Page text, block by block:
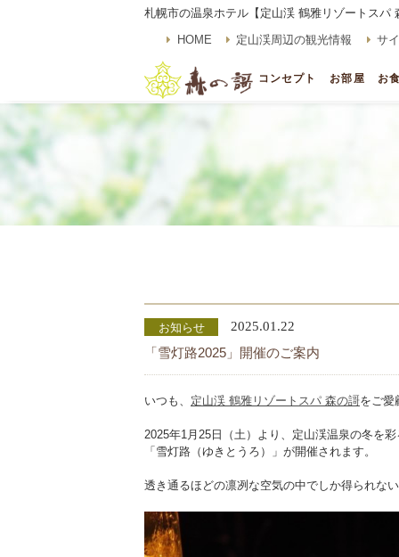
札幌市の温泉ホテル【定山渓 鶴雅リゾートスパ
HOME 定山渓周辺の観光情報 サ
コンセプト お部屋 お
お知らせ 2025.01.22
「雪灯路2025」開催のご案内
いつも、 定山渓 鶴雅リゾートスパ 森の謌をご愛
2025年1月25日（土）より、定山渓温泉の冬を
「雪灯路（ゆきとうろ）」が開催されます。
透き通るほどの凛冽な空気の中でしか得られな